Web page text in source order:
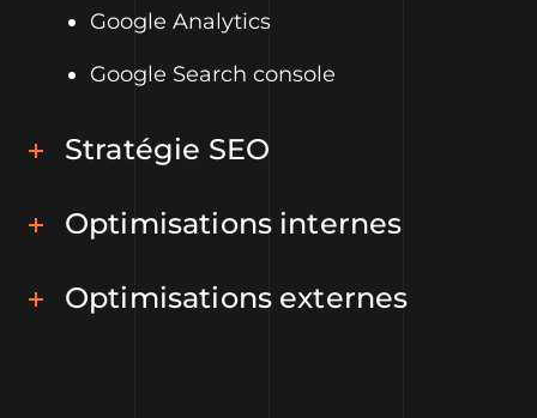
Google Analytics
Google Search console
Stratégie SEO
Optimisations internes
Optimisations externes